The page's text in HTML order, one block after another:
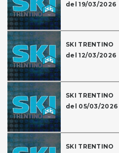
del 19/03/2026
SKI TRENTINO
del 12/03/2026
SKI TRENTINO
del 05/03/2026
SKI TRENTINO